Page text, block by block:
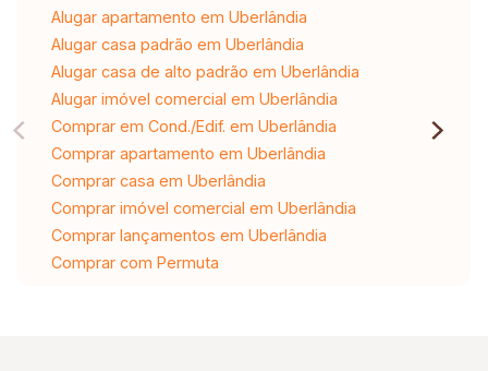
Alugar apartamento em Uberlândia
Alugar casa padrão em Uberlândia
Alugar casa de alto padrão em Uberlândia
Alugar imóvel comercial em Uberlândia
Comprar em Cond./Edif. em Uberlândia
Comprar apartamento em Uberlândia
Comprar casa em Uberlândia
Comprar imóvel comercial em Uberlândia
Comprar lançamentos em Uberlândia
Comprar com Permuta